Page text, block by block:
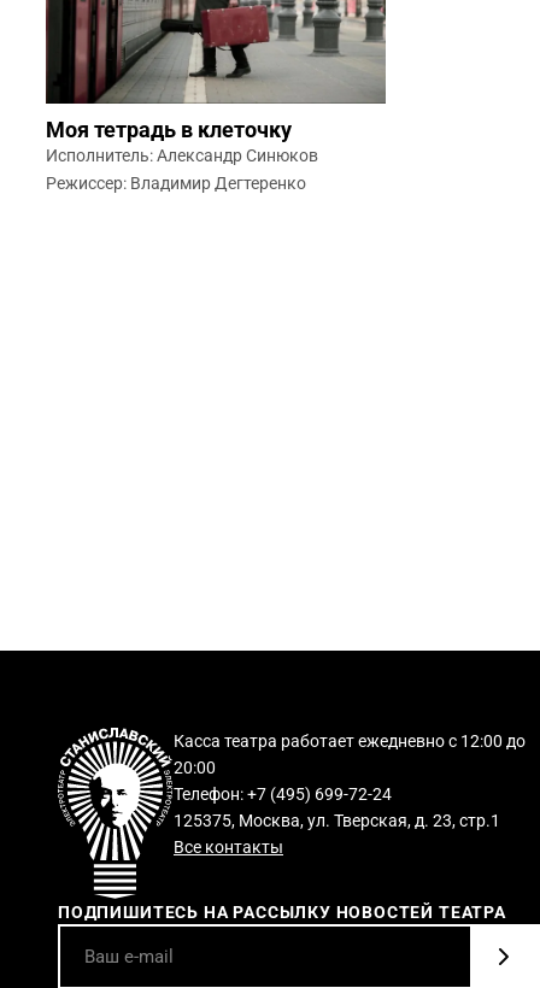
Моя тетрадь в клеточку
Исполнитель: Александр Синюков
Режиссер: Владимир Дегтеренко
Касса театра работает ежедневно с 12:00 до
20:00
Телефон: +7 (495) 699-72-24
125375, Москва, ул. Тверская, д. 23, стр.1
Все контакты
ПОДПИШИТЕСЬ НА РАССЫЛКУ НОВОСТЕЙ ТЕАТРА